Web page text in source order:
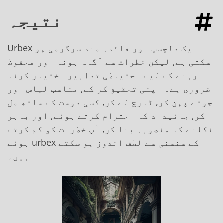
نتیجہ
Urbex ایک دلچسپ اور فائدہ مند سرگرمی ہو
سکتی ہے, لیکن خطرات سے آگاہ ہونا اور محفوظ
رہنے کے لیے احتیاطی تدابیر اختیار کرنا
ضروری ہے۔ اپنی تحقیق کر کے, مناسب لباس اور
جوتے پہن کر, ٹارچ لے کر, کسی دوست کے ساتھ مل
کر, جائیداد کا احترام کرتے ہوئے, اور باہر
نکلنے کا منصوبہ بنا کر, آپ خطرات کو کم کرتے
ہوئے urbex کے سنسنی سے لطف اندوز ہو سکتے
ہیں۔